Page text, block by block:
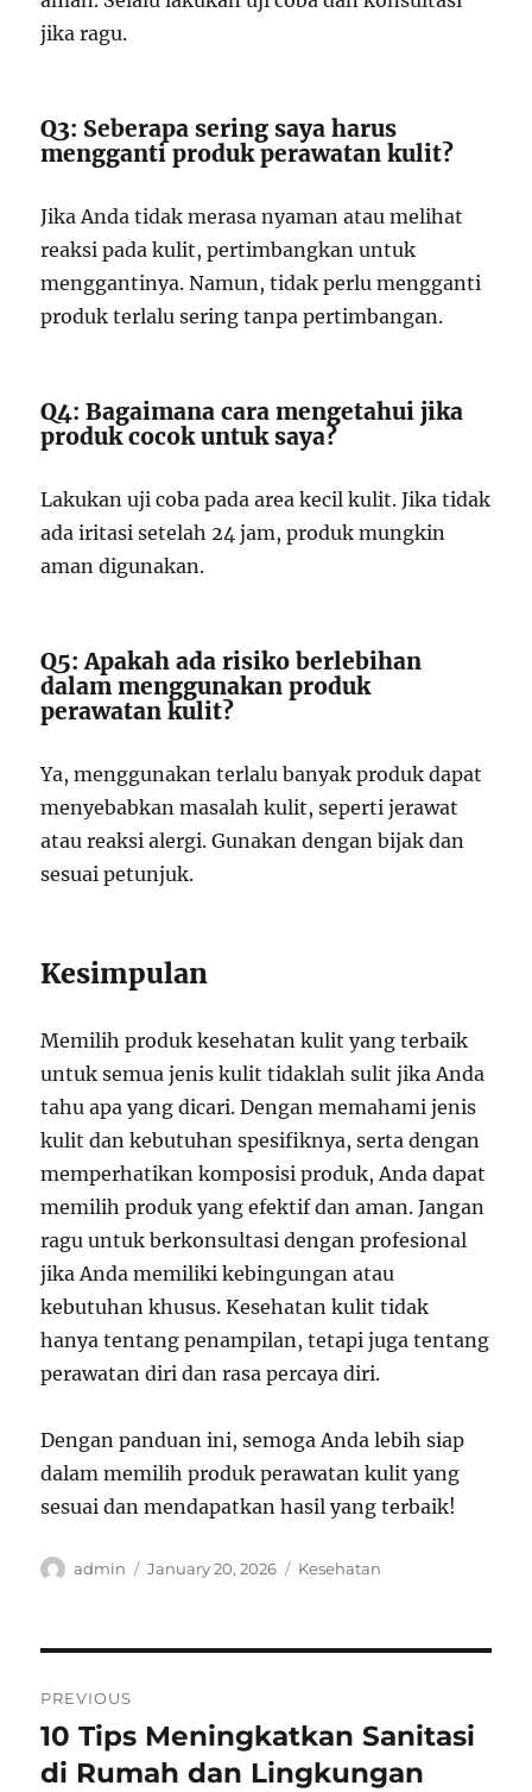
jika ragu.
Q3: Seberapa sering saya harus
mengganti produk perawatan kulit?
Jika Anda tidak merasa nyaman atau melihat
reaksi pada kulit, pertimbangkan untuk
menggantinya. Namun, tidak perlu mengganti
produk terlalu sering tanpa pertimbangan.
Q4: Bagaimana cara mengetahui jika
produk cocok untuk saya?
Lakukan uji coba pada area kecil kulit. Jika tidak
ada iritasi setelah 24 jam, produk mungkin
aman digunakan.
Q5: Apakah ada risiko berlebihan
dalam menggunakan produk
perawatan kulit?
Ya, menggunakan terlalu banyak produk dapat
menyebabkan masalah kulit, seperti jerawat
atau reaksi alergi. Gunakan dengan bijak dan
sesuai petunjuk.
Kesimpulan
Memilih produk kesehatan kulit yang terbaik
untuk semua jenis kulit tidaklah sulit jika Anda
tahu apa yang dicari. Dengan memahami jenis
kulit dan kebutuhan spesifiknya, serta dengan
memperhatikan komposisi produk, Anda dapat
memilih produk yang efektif dan aman. Jangan
ragu untuk berkonsultasi dengan profesional
jika Anda memiliki kebingungan atau
kebutuhan khusus. Kesehatan kulit tidak
hanya tentang penampilan, tetapi juga tentang
perawatan diri dan rasa percaya diri.
Dengan panduan ini, semoga Anda lebih siap
dalam memilih produk perawatan kulit yang
sesuai dan mendapatkan hasil yang terbaik!
Author
admin
Posted
January 20, 2026 Categories
Kesehatan
navigation
PREVIOUS
Previous
post:
10 Tips Meningkatkan Sanitasi
di Rumah dan Lingkungan